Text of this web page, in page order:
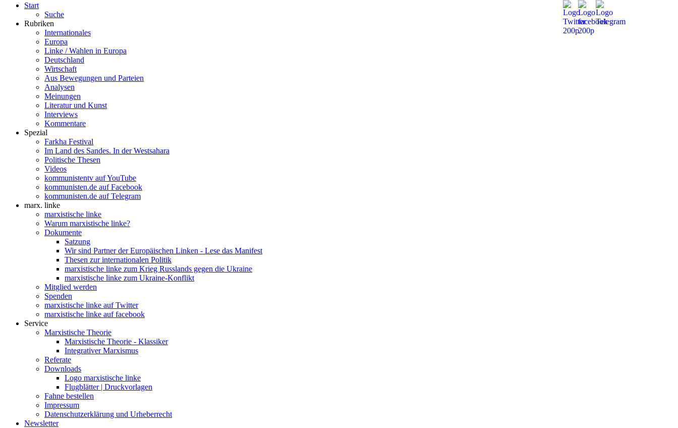
Start
Suche
Rubriken
Internationales
Europa
Linke / Wahlen in Europa
Deutschland
Wirtschaft
Aus Bewegungen und Parteien
Analysen
Meinungen
Literatur und Kunst
Interviews
Kommentare
Spezial
Farkha Festival
Im Land des Sandes. In der Westsahara
Politische Thesen
Videos
kommunistentv auf YouTube
kommunisten.de auf Facebook
kommunisten.de auf Telegram
marx. linke
marxistische linke
Warum marxistische linke?
Dokumente
Satzung
Wir sind Partner der Europäischen Linken - Lese das Manifest
Thesen zur internationalen Politik
marxistische linke zum Krieg Russlands gegen die Ukraine
marxistische linke zum Ukraine-Konflikt
Mitglied werden
Spenden
marxistische linke auf Twitter
marxistische linke auf facebook
Service
Marxistische Theorie
Marxistische Theorie - Klassiker
Integrativer Marxismus
Referate
Downloads
Logo marxistische linke
Flugblätter | Druckvorlagen
Fahne bestellen
Impressum
Datenschutzerklärung und Urheberrecht
Newsletter